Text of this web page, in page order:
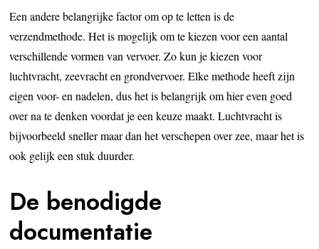
Een andere belangrijke factor om op te letten is de
verzendmethode. Het is mogelijk om te kiezen voor een aantal
verschillende vormen van vervoer. Zo kun je kiezen voor
luchtvracht, zeevracht en grondvervoer. Elke methode heeft zijn
eigen voor- en nadelen, dus het is belangrijk om hier even goed
over na te denken voordat je een keuze maakt. Luchtvracht is
bijvoorbeeld sneller maar dan het verschepen over zee, maar het is
ook gelijk een stuk duurder.
De benodigde
documentatie